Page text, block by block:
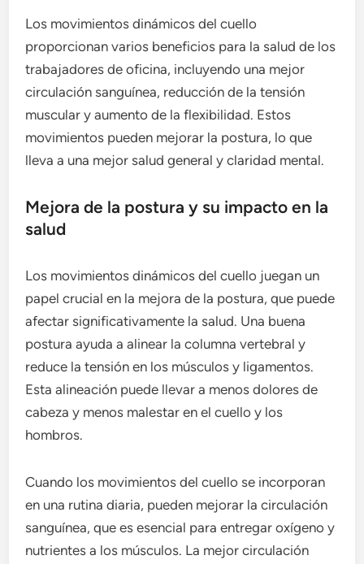
Los movimientos dinámicos del cuello
proporcionan varios beneficios para la salud de los
trabajadores de oficina, incluyendo una mejor
circulación sanguínea, reducción de la tensión
muscular y aumento de la flexibilidad. Estos
movimientos pueden mejorar la postura, lo que
lleva a una mejor salud general y claridad mental.
Mejora de la postura y su impacto en la
salud
Los movimientos dinámicos del cuello juegan un
papel crucial en la mejora de la postura, que puede
afectar significativamente la salud. Una buena
postura ayuda a alinear la columna vertebral y
reduce la tensión en los músculos y ligamentos.
Esta alineación puede llevar a menos dolores de
cabeza y menos malestar en el cuello y los
hombros.
Cuando los movimientos del cuello se incorporan
en una rutina diaria, pueden mejorar la circulación
sanguínea, que es esencial para entregar oxígeno y
nutrientes a los músculos. La mejor circulación